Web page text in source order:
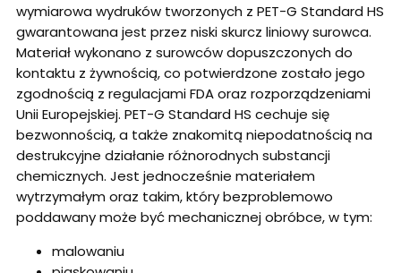
wymiarowa wydruków tworzonych z PET-G Standard HS
gwarantowana jest przez niski skurcz liniowy surowca.
Materiał wykonano z surowców dopuszczonych do
kontaktu z żywnością, co potwierdzone zostało jego
zgodnością z regulacjami FDA oraz rozporządzeniami
Unii Europejskiej. PET-G Standard HS cechuje się
bezwonnością, a także znakomitą niepodatnością na
destrukcyjne działanie różnorodnych substancji
chemicznych. Jest jednocześnie materiałem
wytrzymałym oraz takim, który bezproblemowo
poddawany może być mechanicznej obróbce, w tym:
malowaniu